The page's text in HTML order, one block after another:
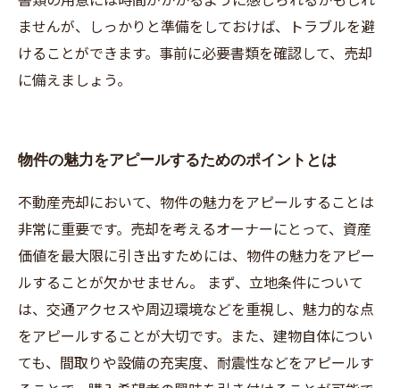
ませんが、しっかりと準備をしておけば、トラブルを避
けることができます。事前に必要書類を確認して、売却
に備えましょう。
物件の魅力をアピールするためのポイントとは
不動産売却において、物件の魅力をアピールすることは
非常に重要です。売却を考えるオーナーにとって、資産
価値を最大限に引き出すためには、物件の魅力をアピー
ルすることが欠かせません。 まず、立地条件について
は、交通アクセスや周辺環境などを重視し、魅力的な点
をアピールすることが大切です。また、建物自体につい
ても、間取りや設備の充実度、耐震性などをアピールす